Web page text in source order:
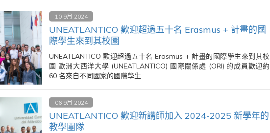
10 9月 2024
UNEATLANTICO 歡迎超過五十名 Erasmus + 計畫的國
際學生來到其校園
UNEATLANTICO 歡迎超過五十名 Erasmus + 計畫的國際學生來到其校
園 歐洲大西洋大學 (UNEATLANTICO) 國際關係處 (ORI) 的成員歡迎約
60 名來自不同國家的國際學生……
06 9月 2024
UNEATLANTICO 歡迎新講師加入 2024-2025 新學年的
教學團隊